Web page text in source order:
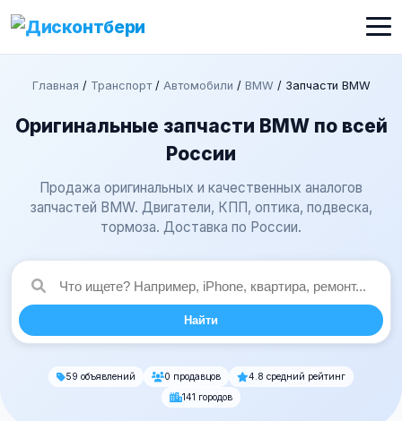
Главная / Транспорт/ Автомобили / BMW / Запчасти BMW
Оригинальные запчасти BMW по всей
России
Продажа оригинальных и качественных аналогов
запчастей BMW. Двигатели, КПП, оптика, подвеска,
тормоза. Доставка по России.
Найти
59 объявлений 0 продавцов
4.8 средний рейтинг
141 городов